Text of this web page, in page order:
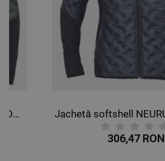
Jachetă softshell NEURUM VERDE ÎNCHIS
306,47 RON